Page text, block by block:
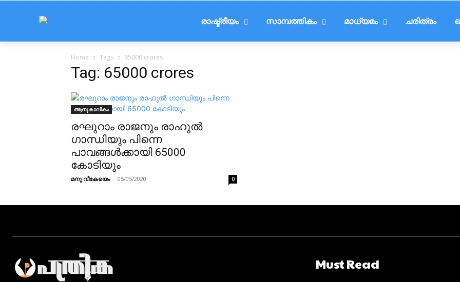
രാഷ്ട്രീയം സാമ്പത്തികം മാധ്യമം ചരിത്രം
Home Tags 65000 crores
Tag: 65000 crores
ആനുകാലികം
രഘുറാം രാജനും രാഹുല്‍
ഗാന്ധിയും പിന്നെ
പാവങ്ങള്‍ക്കായി 65000
കോടിയും
മനു വീകേയെം - 05/05/2020 0
Must Read